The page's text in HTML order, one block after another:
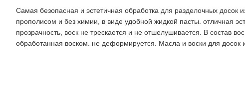
Самая безопасная и эстетичная обработка для разделочных
прополисом и без химии, в виде удобной жидкой пасты. отличная
прозрачность, воск не трескается и не отшелушивается. В состав
обработанная воском. не деформируется. Масла и воски для досок